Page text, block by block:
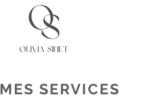
MES SERVICES